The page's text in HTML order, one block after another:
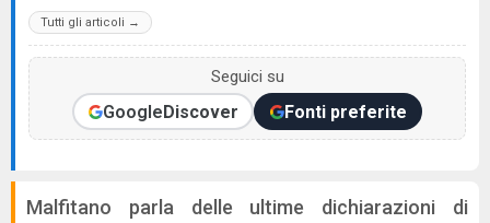
Tutti gli articoli →
Seguici su
GoogleDiscover Fonti preferite
Malfitano parla delle ultime dichiarazioni di